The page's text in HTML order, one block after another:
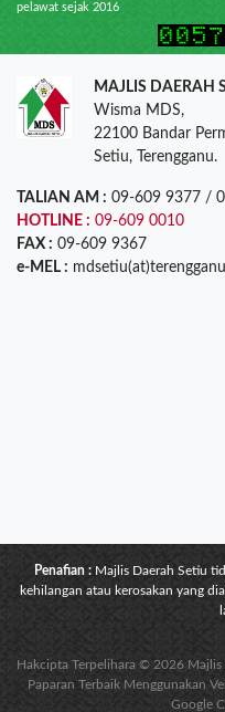
pelawat sejak 2016
MAJLIS DAERAH
Wisma MDS,
22100 Bandar
Setiu, Terengganu.
TALIAN AM : 09-609 9377 /
HOTLINE : 09-609 0010
FAX : 09-609 9367
e-MEL :
Penafian : Majlis Daerah Setiu
kehilangan atau kerosakan yang
Hakcipta Terpelihara © 2026 Majlis
Paparan Terbaik Menggunakan
Google